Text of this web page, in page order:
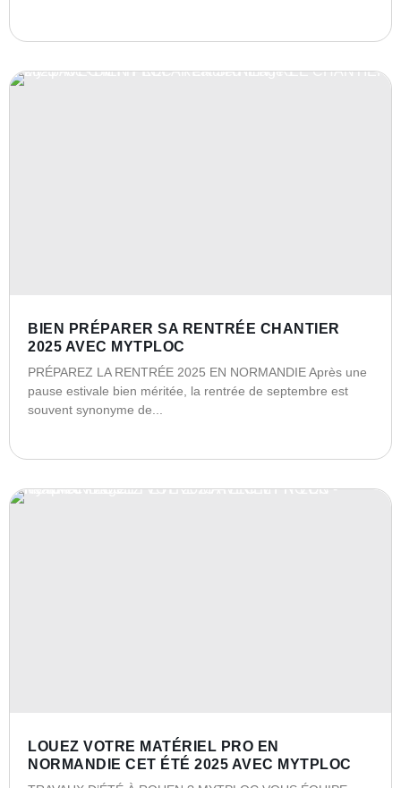
BIEN PRÉPARER SA RENTRÉE CHANTIER
2025 AVEC MYTPLOC
PRÉPAREZ LA RENTRÉE 2025 EN NORMANDIE Après une
pause estivale bien méritée, la rentrée de septembre est
souvent synonyme de...
LOUEZ VOTRE MATÉRIEL PRO EN
NORMANDIE CET ÉTÉ 2025 AVEC MYTPLOC